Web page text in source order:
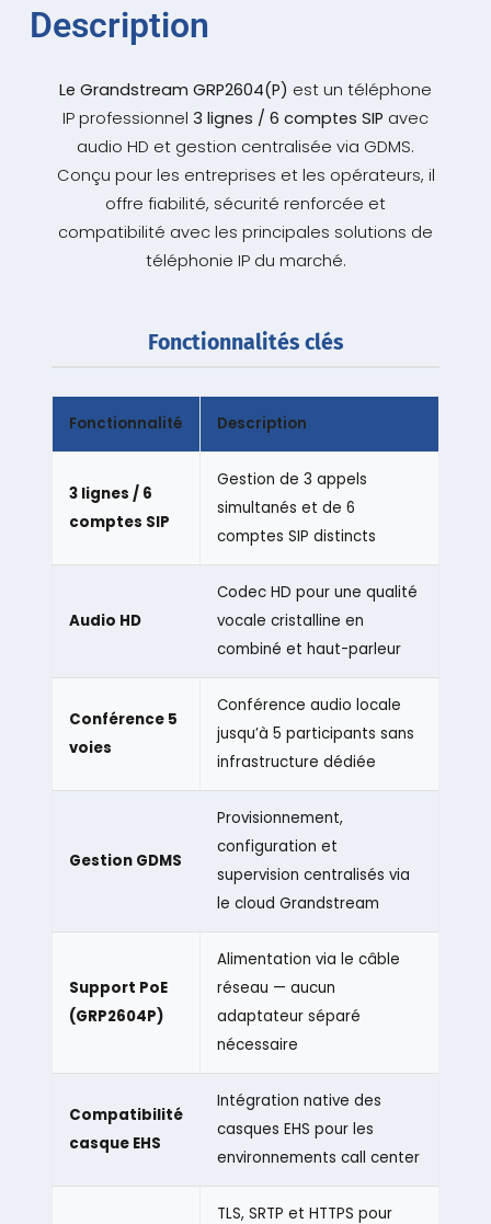
Description
Le Grandstream GRP2604(P) est un téléphone
IP professionnel 3 lignes / 6 comptes SIP avec
audio HD et gestion centralisée via GDMS.
Conçu pour les entreprises et les opérateurs, il
offre fiabilité, sécurité renforcée et
compatibilité avec les principales solutions de
téléphonie IP du marché.
Fonctionnalités clés
Fonctionnalité Description
3 lignes / 6
comptes SIP
Gestion de 3 appels
simultanés et de 6
comptes SIP distincts
Audio HD
Codec HD pour une qualité
vocale cristalline en
combiné et haut-parleur
Conférence 5
voies
Conférence audio locale
jusqu’à 5 participants sans
infrastructure dédiée
Gestion GDMS
Provisionnement,
configuration et
supervision centralisés via
le cloud Grandstream
Support PoE
(GRP2604P)
Alimentation via le câble
réseau — aucun
adaptateur séparé
nécessaire
Compatibilité
casque EHS
Intégration native des
casques EHS pour les
environnements call center
TLS, SRTP et HTTPS pour